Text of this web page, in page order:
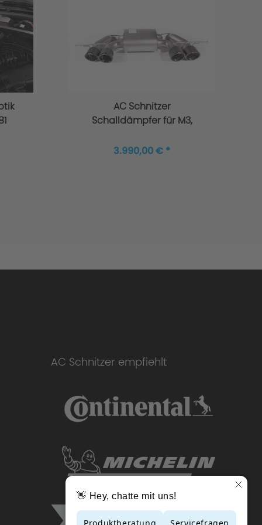
AC Schnitzer
Schalldämpfer für M3,
Limousine
3.990,00 € *
AC Schnitzer empfiehlt